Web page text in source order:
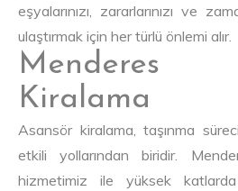
eşyalarınızı, zararlarınızı ve
ulaştırmak için her türlü önlemi alır.
Menderes
Kiralama
Asansör kiralama, taşınma
etkili yollarından biridir.
hizmetimiz ile yüksek